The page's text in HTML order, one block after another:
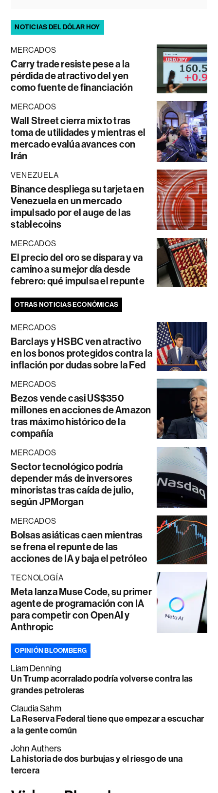
NOTICIAS DEL DÓLAR HOY
MERCADOS
Carry trade resiste pese a la
pérdida de atractivo del yen
como fuente de financiación
MERCADOS
Wall Street cierra mixto tras
toma de utilidades y mientras el
mercado evalúa avances con
Irán
VENEZUELA
Binance despliega su tarjeta en
Venezuela en un mercado
impulsado por el auge de las
stablecoins
MERCADOS
El precio del oro se dispara y va
camino a su mejor día desde
febrero: qué impulsa el repunte
OTRAS NOTICIAS ECONÓMICAS
MERCADOS
Barclays y HSBC ven atractivo
en los bonos protegidos contra la
inflación por dudas sobre la Fed
MERCADOS
Bezos vende casi US$350
millones en acciones de Amazon
tras máximo histórico de la
compañía
MERCADOS
Sector tecnológico podría
depender más de inversores
minoristas tras caída de julio,
según JPMorgan
MERCADOS
Bolsas asiáticas caen mientras
se frena el repunte de las
acciones de IA y baja el petróleo
TECNOLOGÍA
Meta lanza Muse Code, su primer
agente de programación con IA
para competir con OpenAI y
Anthropic
OPINIÓN BLOOMBERG
Liam Denning
Un Trump acorralado podría volverse contra las
grandes petroleras
Claudia Sahm
La Reserva Federal tiene que empezar a escuchar
a la gente común
John Authers
La historia de dos burbujas y el riesgo de una
tercera